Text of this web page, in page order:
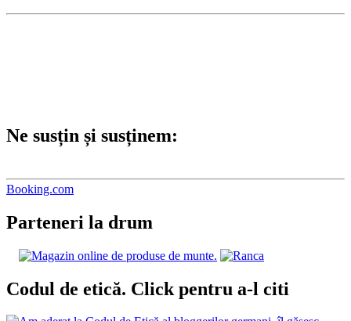
Ne susțin și susținem:
Booking.com
Parteneri la drum
Codul de etică. Click pentru a-l citi